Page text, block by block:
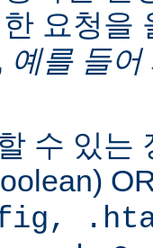
요청을
예를 들어
수 있는